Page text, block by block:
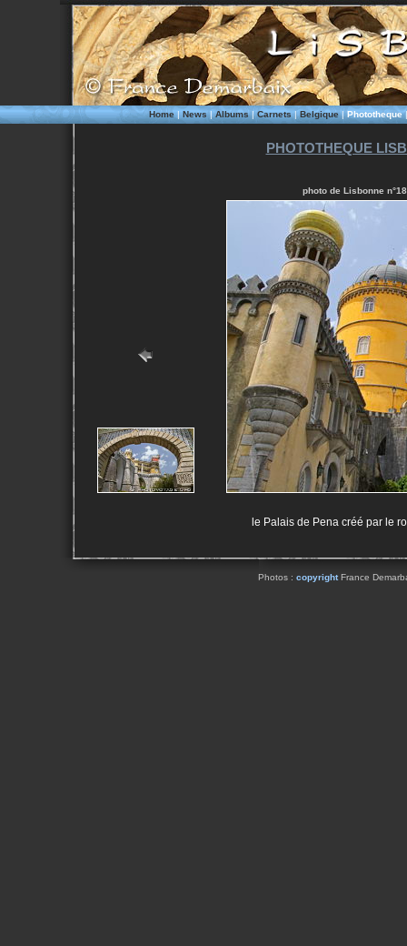
Home|News|Albums|Carnets|Belgique|Phototheque
PHOTOTHEQUE
photo de Lisbonne
le Palais de Pena créé par le
Photos : copyrightFrance